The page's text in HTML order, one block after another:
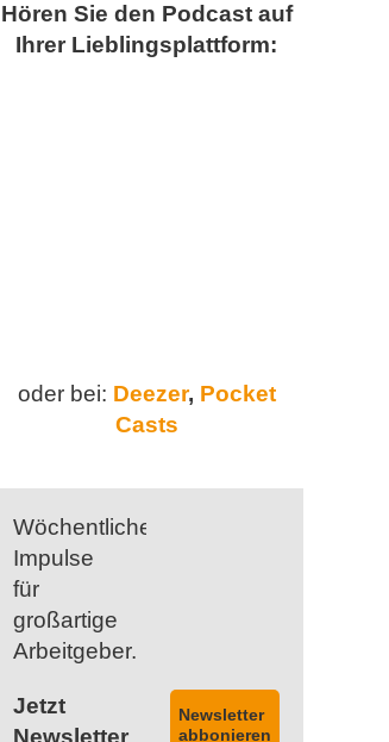
Hören Sie den Podcast auf
Ihrer Lieblingsplattform:
oder bei: Deezer, Pocket
Casts
Wöchentliche
Impulse
für
großartige
Arbeitgeber.
Jetzt
Newsletter
abbonieren